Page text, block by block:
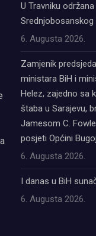
U Travniku
6. Augusta 2026.
Zamjenik
ministara BiH i
Helez, zajedno sa
štaba u Sarajevu,
Jamesom C.
posjeti Općini
6. Augusta 2026.
I danas u BiH
6. Augusta 2026.